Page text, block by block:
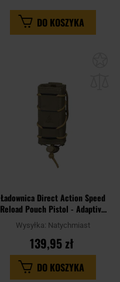
DO KOSZYKA
Ładownica Direct Action Speed
Reload Pouch Pistol - Adaptive
Green
Wysyłka: Natychmiast
139,95 zł
DO KOSZYKA